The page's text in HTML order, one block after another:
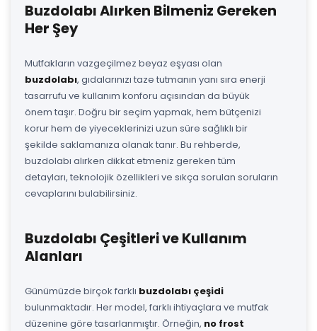
Buzdolabı Alırken Bilmeniz Gereken
Her Şey
Mutfakların vazgeçilmez beyaz eşyası olan
buzdolabı, gıdalarınızı taze tutmanın yanı sıra enerji
tasarrufu ve kullanım konforu açısından da büyük
önem taşır. Doğru bir seçim yapmak, hem bütçenizi
korur hem de yiyeceklerinizi uzun süre sağlıklı bir
şekilde saklamanıza olanak tanır. Bu rehberde,
buzdolabı alırken dikkat etmeniz gereken tüm
detayları, teknolojik özellikleri ve sıkça sorulan soruların
cevaplarını bulabilirsiniz.
Buzdolabı Çeşitleri ve Kullanım
Alanları
Günümüzde birçok farklı buzdolabı çeşidi
bulunmaktadır. Her model, farklı ihtiyaçlara ve mutfak
düzenine göre tasarlanmıştır. Örneğin, no frost